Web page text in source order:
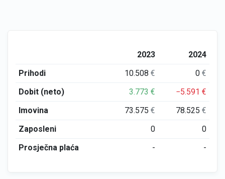
2023
2024
Prihodi
10.508€ 0€
Dobit (neto)
3.773€ −5.591€
Imovina
73.575€ 78.525€
Zaposleni
0
0
Prosječna plaća
- -